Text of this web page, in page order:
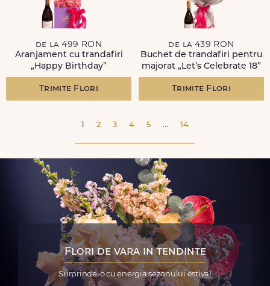
de la 499 RON
Aranjament cu trandafiri
„Happy Birthday”
Trimite Flori
de la 439 RON
Buchet de trandafiri pentru
majorat „Let’s Celebrate 18”
Trimite Flori
1 2 3 4 5 ... 14
Flori de vara in tendinte
Surprinde-o cu energia sezonului estival